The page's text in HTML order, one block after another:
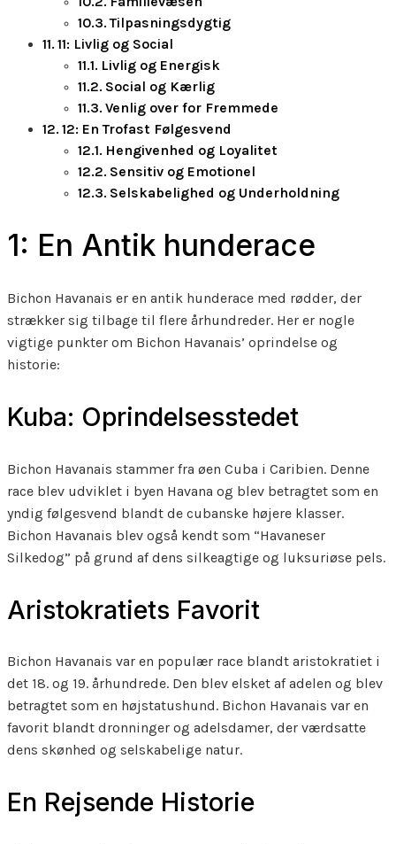
Tilpasningsdygtig
11: Livlig og Social
Livlig og Energisk
Social og Kærlig
Venlig over for Fremmede
12: En Trofast Følgesvend
Hengivenhed og Loyalitet
Sensitiv og Emotionel
Selskabelighed og Underholdning
1: En Antik hunderace
Bichon Havanais er en antik hunderace med rødder, der
strækker sig tilbage til flere århundreder. Her er nogle
vigtige punkter om Bichon Havanais’ oprindelse og
historie:
Kuba: Oprindelsesstedet
Bichon Havanais stammer fra øen Cuba i Caribien. Denne
race blev udviklet i byen Havana og blev betragtet som en
yndig følgesvend blandt de cubanske højere klasser.
Bichon Havanais blev også kendt som “Havaneser
Silkedog” på grund af dens silkeagtige og luksuriøse pels.
Aristokratiets Favorit
Bichon Havanais var en populær race blandt aristokratiet i
det 18. og 19. århundrede. Den blev elsket af adelen og blev
betragtet som en højstatushund. Bichon Havanais var en
favorit blandt dronninger og adelsdamer, der værdsatte
dens skønhed og selskabelige natur.
En Rejsende Historie